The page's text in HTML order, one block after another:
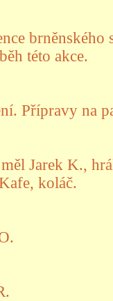
této akce.
Přípravy na
Jarek K.,
koláč.